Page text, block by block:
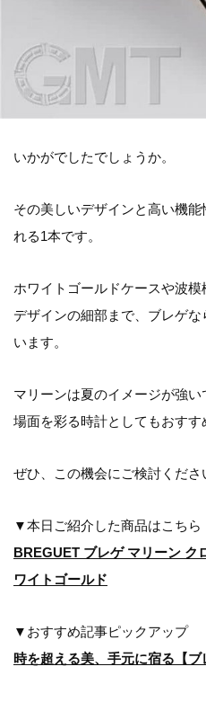
いかがでしたでしょうか。
その美しいデザインと高い機
れる1本です。
ホワイトゴールドケースや波
デザインの細部まで、ブレゲ
います。
マリーンは夏のイメージが強
場面を彩る時計としてもおすす
ぜひ、この機会にご検討くださ
▼本日ご紹介した商品はこちら
BREGUET ブレゲ マリーン ク
ワイトゴールド
▼おすすめ記事ピックアップ
時を超える美、手元に宿る【ブ